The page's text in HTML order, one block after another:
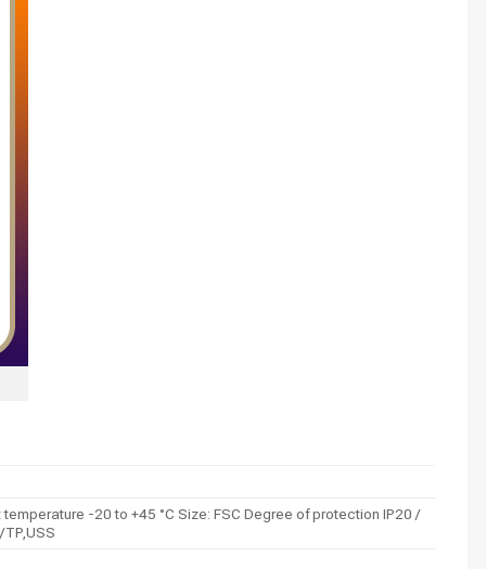
-20 to +45 °C Size: FSC Degree of protection IP20 /